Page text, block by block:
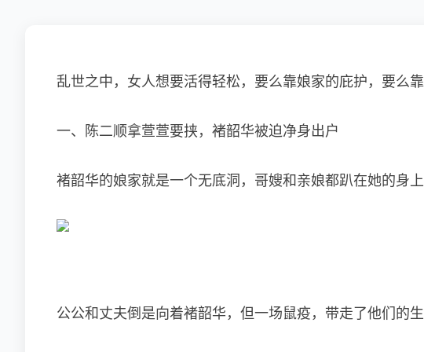
乱世之中，女人想要活得轻松，要么靠娘家的庇护，要么
一、陈二顺拿萱萱要挟， 褚韶华被迫净身出户
褚韶华的娘家就是一个无底洞，哥嫂和亲娘都趴在她的身上
公公和丈夫倒是向着褚韶华，但一场鼠疫，带走了他们的